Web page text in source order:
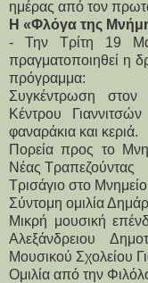
ημέρας από τον
Η «Φλόγα της
- Την Τρίτη 19
πραγματοποιηθεί η
πρόγραμμα:
Συγκέντρωση στον
Κέντρου
φαναράκια και κεριά.
Πορεία προς το
Νέας Τραπεζούντας
Τρισάγιο στο Μνημείο
Σύντομη ομιλία
Μικρή μουσική
Αλεξάνδρειου
Μουσικού Σχολείου
Ομιλία από την